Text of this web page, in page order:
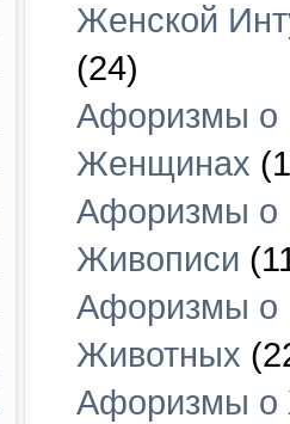
Женской
(24)
Афоризмы о
Женщинах
Афоризмы о
Живописи
Афоризмы о
Животных
Афоризмы о